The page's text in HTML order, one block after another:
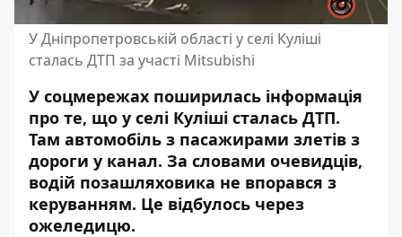
У Дніпропетровській області у селі Куліші
сталась ДТП за участі Mitsubishi
У соцмережах поширилась інформація
про те, що у селі Куліші сталась ДТП.
Там автомобіль з пасажирами злетів з
дороги у канал. За словами очевидців,
водій позашляховика не впорався з
керуванням. Це відбулось через
ожеледицю.